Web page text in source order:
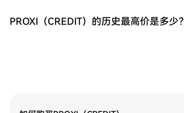
货市场轻松交易ProShares 两倍做多短期 VIX
期货ETF（UVXY)。访问您的账户，选择您的
PROXI（CREDIT）的历史最高价是多少？